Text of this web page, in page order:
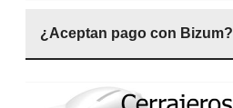
¿Aceptan pago con Bizum?